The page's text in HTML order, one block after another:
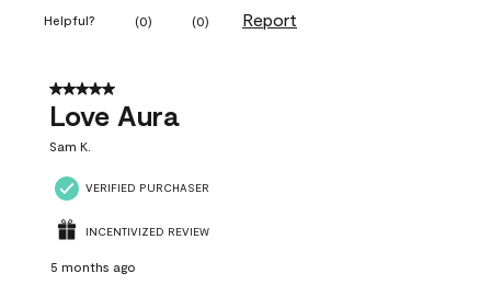
Helpful? (0) (0) Report
5 out of 5 stars.
Love Aura
Sam K.
VERIFIED PURCHASER
INCENTIVIZED REVIEW
5 months ago